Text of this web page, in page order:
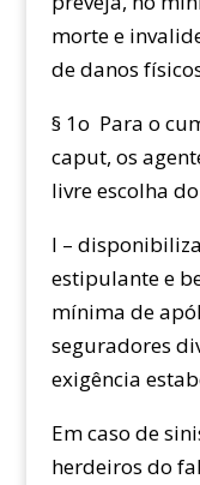
morte e
de danos
§ 1o Para o
caput, os
livre escolha
I –
estipulante e
mínima de
seguradores
exigência
Em caso de
herdeiros do